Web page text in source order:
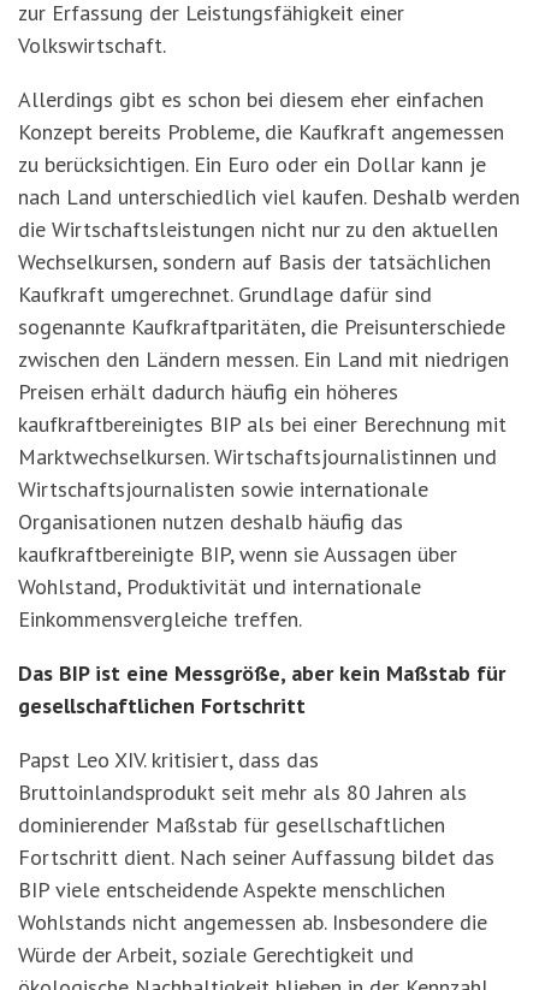
zur Erfassung der Leistungsfähigkeit einer
Volkswirtschaft.
Allerdings gibt es schon bei diesem eher einfachen
Konzept bereits Probleme, die Kaufkraft angemessen
zu berücksichtigen. Ein Euro oder ein Dollar kann je
nach Land unterschiedlich viel kaufen. Deshalb werden
die Wirtschaftsleistungen nicht nur zu den aktuellen
Wechselkursen, sondern auf Basis der tatsächlichen
Kaufkraft umgerechnet. Grundlage dafür sind
sogenannte Kaufkraftparitäten, die Preisunterschiede
zwischen den Ländern messen. Ein Land mit niedrigen
Preisen erhält dadurch häufig ein höheres
kaufkraftbereinigtes BIP als bei einer Berechnung mit
Marktwechselkursen. Wirtschaftsjournalistinnen und
Wirtschaftsjournalisten sowie internationale
Organisationen nutzen deshalb häufig das
kaufkraftbereinigte BIP, wenn sie Aussagen über
Wohlstand, Produktivität und internationale
Einkommensvergleiche treffen.
Das BIP ist eine Messgröße, aber kein Maßstab für
gesellschaftlichen Fortschritt
Papst Leo XIV. kritisiert, dass das
Bruttoinlandsprodukt seit mehr als 80 Jahren als
dominierender Maßstab für gesellschaftlichen
Fortschritt dient. Nach seiner Auffassung bildet das
BIP viele entscheidende Aspekte menschlichen
Wohlstands nicht angemessen ab. Insbesondere die
Würde der Arbeit, soziale Gerechtigkeit und